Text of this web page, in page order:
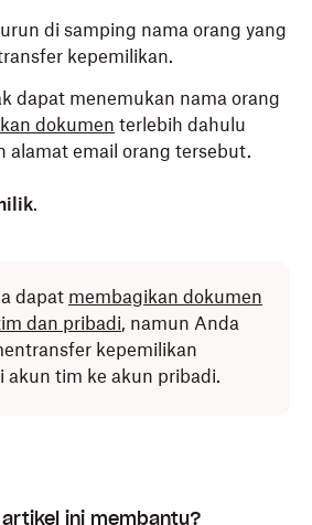
di samping nama orang yang
kepemilikan.
dapat menemukan nama orang
dokumen terlebih dahulu
alamat email orang tersebut.
.
dapat membagikan dokumen
dan pribadi, namun Anda
kepemilikan
akun tim ke akun pribadi.
ini membantu?